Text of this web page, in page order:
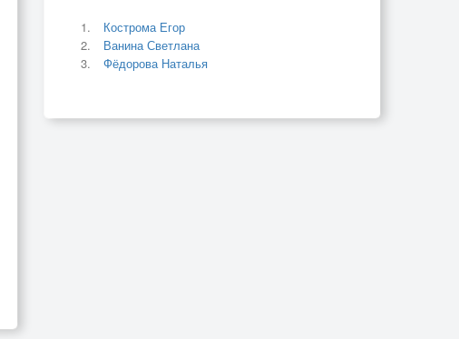
Кострома Егор
Ванина Светлана
Фёдорова Наталья